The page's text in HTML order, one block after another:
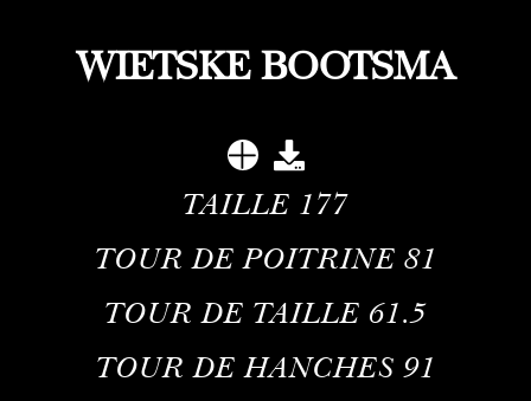
WIETSKE BOOTSMA
TAILLE 177
TOUR DE POITRINE 81
TOUR DE TAILLE 61.5
TOUR DE HANCHES 91